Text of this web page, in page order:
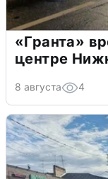
«Гранта»
центре
8 августа 4